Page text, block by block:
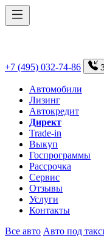
+7 (495) 032-74-86
Автомобили
Лизинг
Автокредит
Директ
Trade-in
Выкуп
Госпрограммы
Рассрочка
Сервис
Отзывы
Услуги
Контакты
Все авто Авто под